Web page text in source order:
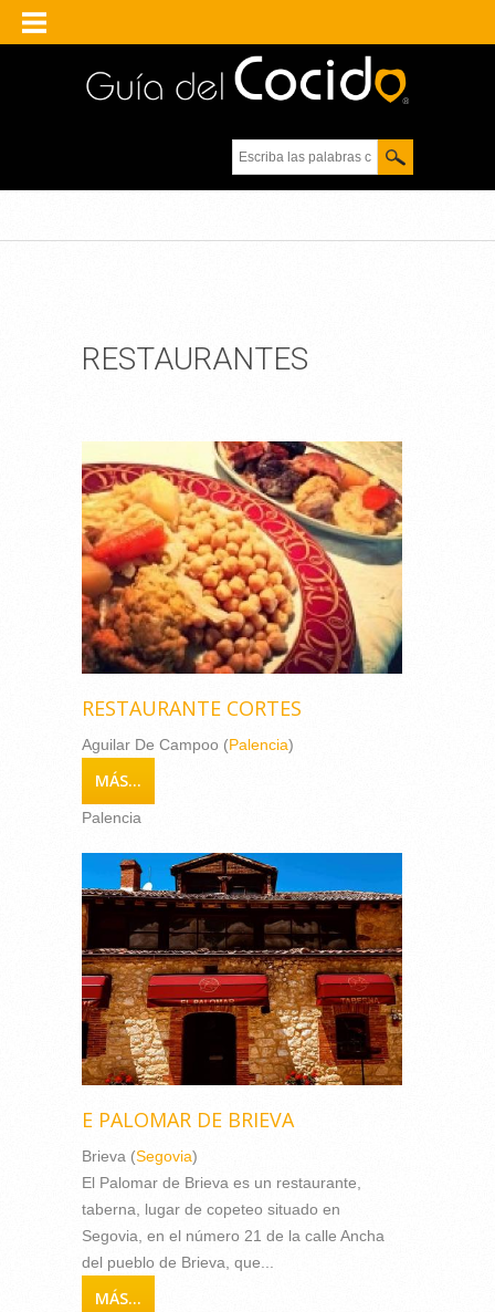
Escriba las palabras
clave.
RESTAURANTES
RESTAURANTE CORTES
Aguilar De Campoo (Palencia)
MÁS...
Palencia
E PALOMAR DE BRIEVA
Brieva (Segovia)
El Palomar de Brieva es un restaurante,
taberna, lugar de copeteo situado en
Segovia, en el número 21 de la calle Ancha
del pueblo de Brieva, que...
MÁS...